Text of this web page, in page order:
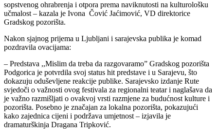
sopstvenog ohrabrenja i otpora prema naviknutosti na kulturološku
učmalost – kazala je Ivona Čović Jaćimović, VD direktorice
Gradskog pozorišta.
Nakon sjajnog prijema u Ljubljani i sarajevska publika je komad
pozdravila ovacijama:
– Predstava ,,Mislim da treba da razgovaramo” Gradskog pozorišta
Podgorica je potvrdila svoj status hit predstave i u Sarajevu, što
dokazuju oduševljene reakcije publike. Sarajevsko izdanje Rute
svjedoči o važnosti ovog festivala za regionalni teatar i naglašava da
je važno razmišljati o ovakvoj vrsti razmjene za budućnost kulture i
pozorišta. Posebno je značajan za lokalna pozorišta, pokazujući
kako zajednica cijeni i podržava umjetnost – izjavila je
dramaturškinja Dragana Tripković.